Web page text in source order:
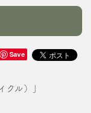
Save
クル）」